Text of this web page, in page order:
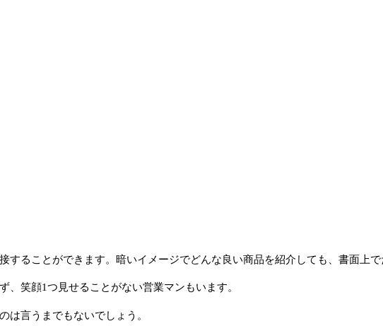
することができます。暗いイメージでどんな良い商品を紹介しても、書面上
、笑顔1つ見せることがない営業マンもいます。
は言うまでもないでしょう。